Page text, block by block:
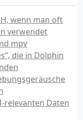
wenn man oft
verwendet
mpv
die in Dolphin
relevanten Daten